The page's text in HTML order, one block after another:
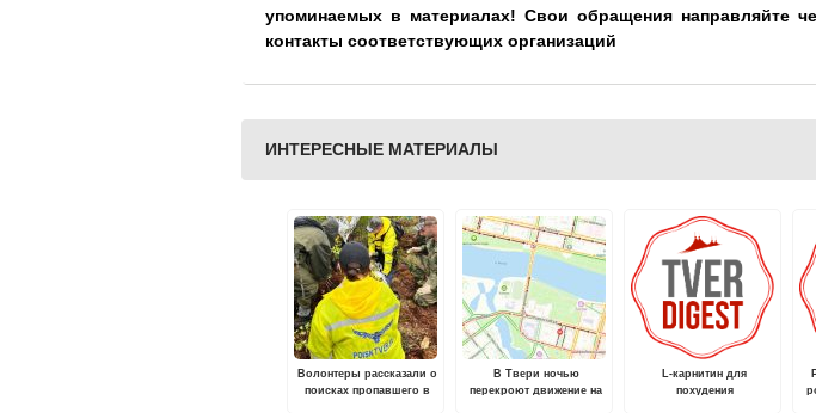
упоминаемых в материалах! Свои обращения направляйте
контакты соответствующих организаций
ИНТЕРЕСНЫЕ МАТЕРИАЛЫ
Волонтеры рассказали о
поисках пропавшего в
В Твери ночью
перекроют движение на
L-карнитин для
похудения